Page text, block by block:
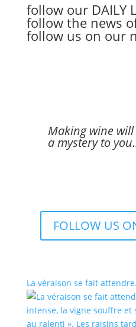
follow our DAILY
follow the news
follow us on our
Making wine
a mystery to
FOLLOW US
La véraison se fait